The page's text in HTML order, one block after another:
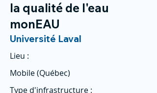
la qualité de l'eau
monEAU
Université Laval
Lieu :
Mobile (Québec)
Type d'infrastructure :